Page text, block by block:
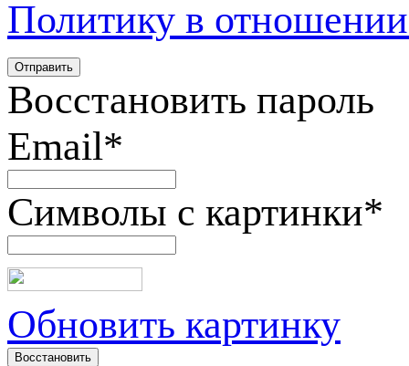
Политику в
Восстановить пароль
Email*
Символы с картинки*
Обновить картинку